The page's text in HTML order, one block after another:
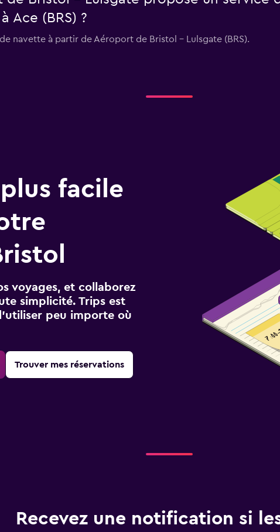
Ace (BRS) ?
navette à partir de Aéroport de Bristol - Lulsgate (BRS).
facile
voyages, et collaborez
simplicité. Trips est
peu importe où
Trouver mes réservations
Recevez une notification si